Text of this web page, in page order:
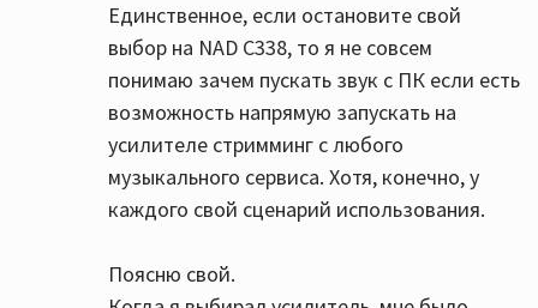
Единственное, если остановите свой
выбор на NAD C338, то я не совсем
понимаю зачем пускать звук с ПК если есть
возможность напрямую запускать на
усилителе стримминг с любого
музыкального сервиса. Хотя, конечно, у
каждого свой сценарий использования.
Поясню свой.